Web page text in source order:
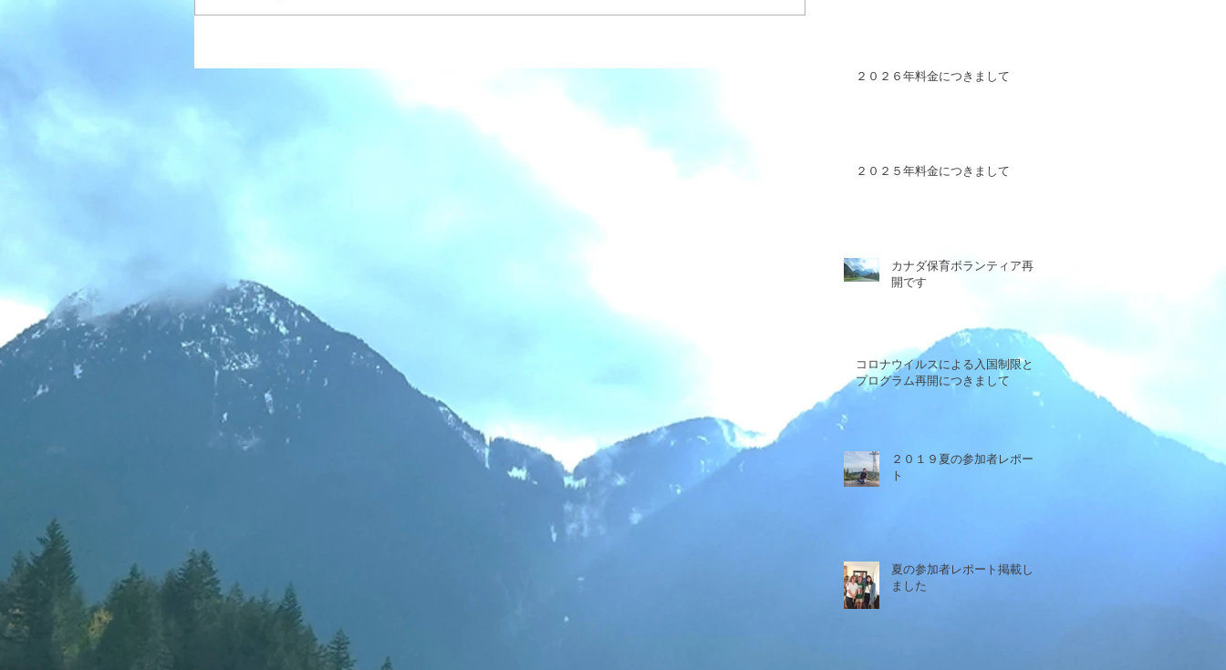
２０２６年料金につきまして
２０２５年料金につきまして
カナダ保育ボランティア再
開です
コロナウイルスによる入国制限と
プログラム再開につきまして
２０１９夏の参加者レポー
ト
夏の参加者レポート掲載し
ました